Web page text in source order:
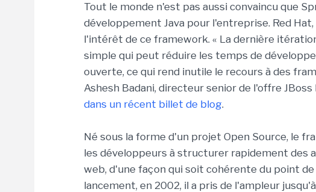
Tout le monde n'est pas aussi convaincu que
développement Java pour l'entreprise. Red
l'intérêt de ce framework. « La dernière
simple qui peut réduire les temps de
ouverte, ce qui rend inutile le recours à des
Ashesh Badani, directeur senior de l'offre
dans un récent billet de blog.
Né sous la forme d'un projet Open Source, le
les développeurs à structurer rapidement des
web, d'une façon qui soit cohérente du point
lancement, en 2002, il a pris de l'ampleur